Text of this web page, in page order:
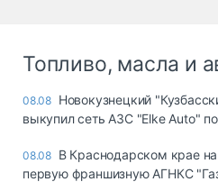
Топливо, масла и
08.08 Новокузнецкий
выкупил сеть АЗС "Elke Auto"
08.08 В Краснодарском крае
первую франшизную АГНКС